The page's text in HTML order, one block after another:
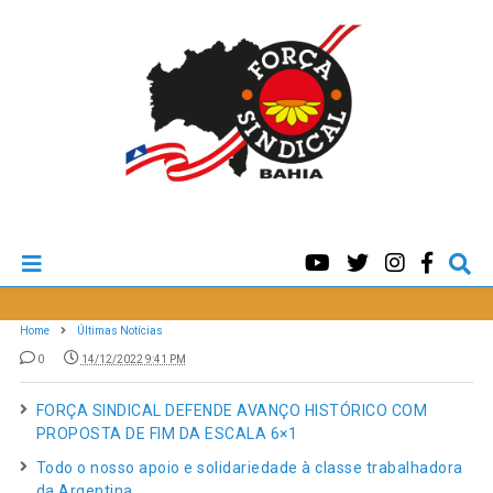
Home Últimas Notícias
0 14/12/2022 9:41 PM
FORÇA SINDICAL DEFENDE AVANÇO HISTÓRICO COM
PROPOSTA DE FIM DA ESCALA 6×1
Todo o nosso apoio e solidariedade à classe trabalhadora